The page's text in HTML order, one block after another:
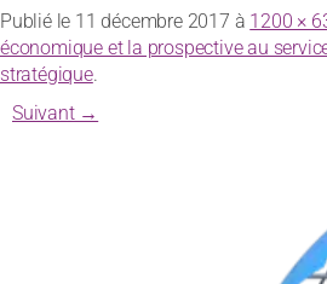
Publié le 11 décembre 2017 à 1200 ×
économique et la prospective au
stratégique.
Suivant →